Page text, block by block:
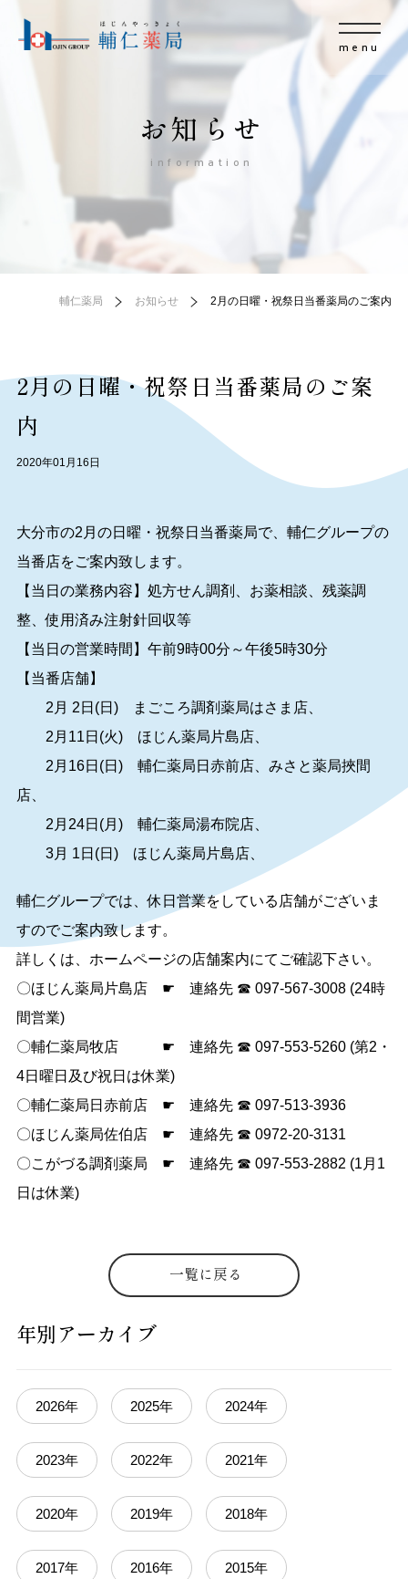
menu
お知らせ
information
輔仁薬局 お知らせ 2月の日曜・祝祭日当番薬局のご案内
2月の日曜・祝祭日当番薬局のご案
内
2020年01月16日
大分市の2月の日曜・祝祭日当番薬局で、輔仁グループの
当番店をご案内致します。
【当日の業務内容】処方せん調剤、お薬相談、残薬調
整、使用済み注射針回収等
【当日の営業時間】午前9時00分～午後5時30分
【当番店舗】
2月 2日(日) まごころ調剤薬局はさま店、
2月11日(火) ほじん薬局片島店、
2月16日(日) 輔仁薬局日赤前店、みさと薬局挾間
店、
2月24日(月) 輔仁薬局湯布院店、
3月 1日(日) ほじん薬局片島店、
輔仁グループでは、休日営業をしている店舗がございま
すのでご案内致します。
詳しくは、ホームページの店舗案内にてご確認下さい。
〇ほじん薬局片島店 ☛ 連絡先 ☎ 097-567-3008 (24時
間営業)
〇輔仁薬局牧店 ☛ 連絡先 ☎ 097-553-5260 (第2・
4日曜日及び祝日は休業)
〇輔仁薬局日赤前店 ☛ 連絡先 ☎ 097-513-3936
〇ほじん薬局佐伯店 ☛ 連絡先 ☎ 0972-20-3131
〇こがづる調剤薬局 ☛ 連絡先 ☎ 097-553-2882 (1月1
日は休業)
一覧に戻る
年別アーカイブ
2026年 2025年 2024年
2023年 2022年 2021年
2020年 2019年 2018年
2017年 2016年 2015年